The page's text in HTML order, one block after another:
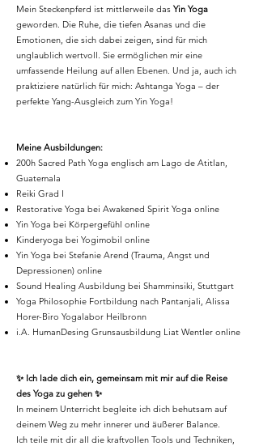
Mein Steckenpferd ist mittlerweile das Yin Yoga
geworden. Die Ruhe, die tiefen Asanas und die
Emotionen, die sich dabei zeigen, sind für mich
unglaublich wertvoll. Sie ermöglichen mir eine
umfassende Heilung auf allen Ebenen. Und ja, auch ich
praktiziere natürlich für mich: Ashtanga Yoga – der
perfekte Yang-Ausgleich zum Yin Yoga!
Meine Ausbildungen:
200h Sacred Path Yoga englisch am Lago de Atitlan,
Guatemala
Reiki Grad I
Restorative Yoga bei Awakened Spirit Yoga online
Yin Yoga bei Körpergefühl online
Kinderyoga bei Yogimobil online
Yin Yoga bei Stefanie Arend (Trauma, Angst und
Depressionen) online
Sound Healing Ausbildung bei Shamminsiki, Stuttgart
Yoga Philosophie Fortbildung nach Pantanjali, Alissa
Horer-Biro Yogalabor Heilbronn
i.A. HumanDesing Grunsausbildung Liat Wentler online
✨ Ich lade dich ein, gemeinsam mit mir auf die Reise
des Yoga zu gehen ✨
In meinem Unterricht begleite ich dich behutsam auf
deinem Weg zu mehr innerer und äußerer Balance.
Ich teile mit dir all die kraftvollen Tools und Techniken,